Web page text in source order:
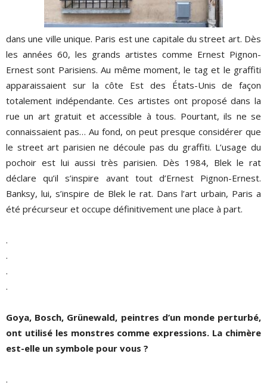
dans une ville unique. Paris est une capitale du street art. Dès
les années 60, les grands artistes comme Ernest Pignon-
Ernest sont Parisiens. Au même moment, le tag et le graffiti
apparaissaient sur la côte Est des États-Unis de façon
totalement indépendante. Ces artistes ont proposé dans la
rue un art gratuit et accessible à tous. Pourtant, ils ne se
connaissaient pas… Au fond, on peut presque considérer que
le street art parisien ne découle pas du graffiti. L’usage du
pochoir est lui aussi très parisien. Dès 1984, Blek le rat
déclare qu’il s’inspire avant tout d’Ernest Pignon-Ernest.
Banksy, lui, s’inspire de Blek le rat. Dans l’art urbain, Paris a
été précurseur et occupe définitivement une place à part.
.
.
.
.
Goya, Bosch, Grünewald, peintres d’un monde perturbé,
ont utilisé les monstres comme expressions. La chimère
est-elle un symbole pour vous ?
.